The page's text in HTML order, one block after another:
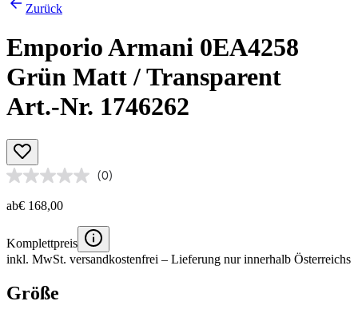
Zurück
Emporio Armani 0EA4258
Grün Matt / Transparent
Art.-Nr. 1746262
(0)
ab€ 168,00
Komplettpreis
inkl. MwSt. versandkostenfrei – Lieferung nur innerhalb Österreichs
Größe